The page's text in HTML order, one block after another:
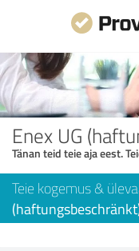
Enex UG
Tänan teid teie aja eest.
Teie kogemus &